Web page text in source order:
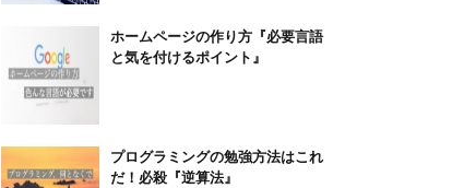
ホームページの作り方『必要言語
と気を付けるポイント』
プログラミングの勉強方法はこれ
だ！必殺『逆算法』